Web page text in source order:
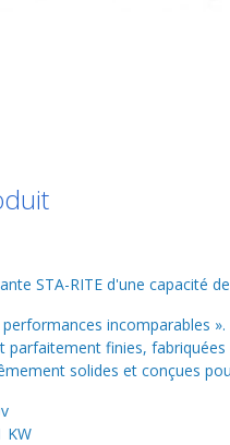
STA-RITE d'une capacité
incomparables ».
parfaitement finies,
solides et conçues
KW